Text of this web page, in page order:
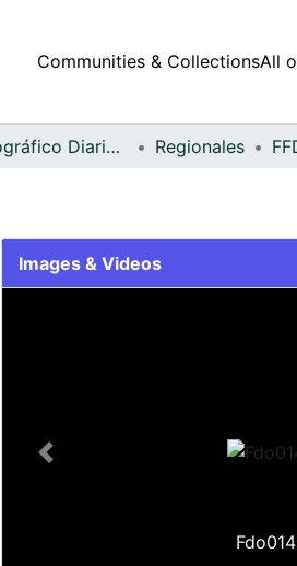
Communities & CollectionsAll
Fondo Fotográfico Diario Occidente Regionales
Images & Videos
Previous